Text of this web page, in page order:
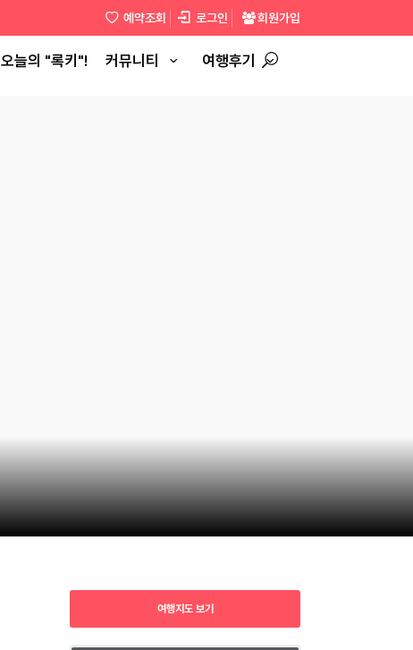
예약조회 로그인 회원가입
오늘의 "록키"! 커뮤니티 여행후기
여행지도 보기